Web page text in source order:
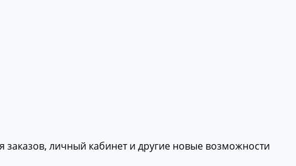
заказов, личный кабинет и другие новые возможности